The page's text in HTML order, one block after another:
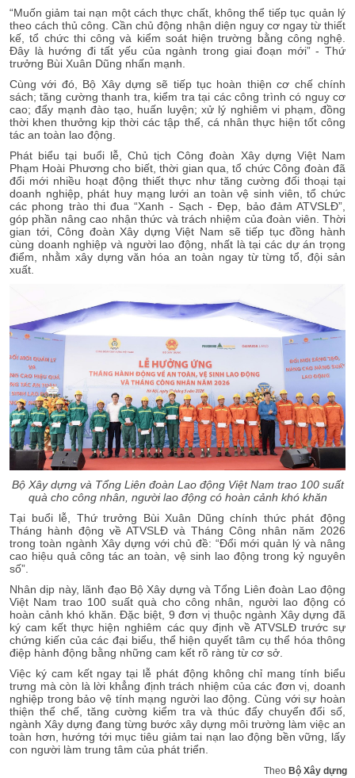
“Muốn giảm tai nạn một cách thực chất, không thể tiếp tục quản lý
theo cách thủ công. Cần chủ động nhận diện nguy cơ ngay từ thiết
kế, tổ chức thi công và kiểm soát hiện trường bằng công nghệ.
Đây là hướng đi tất yếu của ngành trong giai đoạn mới” - Thứ
trưởng Bùi Xuân Dũng nhấn mạnh.
Cùng với đó, Bộ Xây dựng sẽ tiếp tục hoàn thiện cơ chế chính
sách; tăng cường thanh tra, kiểm tra tại các công trình có nguy cơ
cao; đẩy mạnh đào tạo, huấn luyện; xử lý nghiêm vi phạm, đồng
thời khen thưởng kịp thời các tập thể, cá nhân thực hiện tốt công
tác an toàn lao động.
Phát biểu tại buổi lễ, Chủ tịch Công đoàn Xây dựng Việt Nam
Phạm Hoài Phương cho biết, thời gian qua, tổ chức Công đoàn đã
đổi mới nhiều hoạt động thiết thực như tăng cường đối thoại tại
doanh nghiệp, phát huy mạng lưới an toàn vệ sinh viên, tổ chức
các phong trào thi đua “Xanh - Sạch - Đẹp, bảo đảm ATVSLĐ”,
góp phần nâng cao nhận thức và trách nhiệm của đoàn viên. Thời
gian tới, Công đoàn Xây dựng Việt Nam sẽ tiếp tục đồng hành
cùng doanh nghiệp và người lao động, nhất là tại các dự án trọng
điểm, nhằm xây dựng văn hóa an toàn ngay từ từng tổ, đội sản
xuất.
Bộ Xây dựng và Tổng Liên đoàn Lao động Việt Nam trao 100 suất
quà cho công nhân, người lao động có hoàn cảnh khó khăn
Tại buổi lễ, Thứ trưởng Bùi Xuân Dũng chính thức phát động
Tháng hành động về ATVSLĐ và Tháng Công nhân năm 2026
trong toàn ngành Xây dựng với chủ đề: “Đổi mới quản lý và nâng
cao hiệu quả công tác an toàn, vệ sinh lao động trong kỷ nguyên
số”.
Nhân dịp này, lãnh đạo Bộ Xây dựng và Tổng Liên đoàn Lao động
Việt Nam trao 100 suất quà cho công nhân, người lao động có
hoàn cảnh khó khăn. Đặc biệt, 9 đơn vị thuộc ngành Xây dựng đã
ký cam kết thực hiện nghiêm các quy định về ATVSLĐ trước sự
chứng kiến của các đại biểu, thể hiện quyết tâm cụ thể hóa thông
điệp hành động bằng những cam kết rõ ràng từ cơ sở.
Việc ký cam kết ngay tại lễ phát động không chỉ mang tính biểu
trưng mà còn là lời khẳng định trách nhiệm của các đơn vị, doanh
nghiệp trong bảo vệ tính mạng người lao động. Cùng với sự hoàn
thiện thể chế, tăng cường kiểm tra và thúc đẩy chuyển đổi số,
ngành Xây dựng đang từng bước xây dựng môi trường làm việc an
toàn hơn, hướng tới mục tiêu giảm tai nạn lao động bền vững, lấy
con người làm trung tâm của phát triển.
Theo Bộ Xây dựng